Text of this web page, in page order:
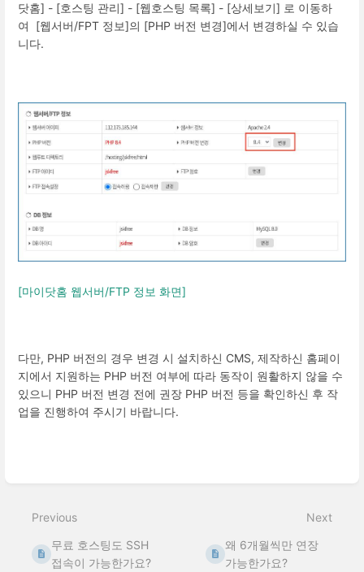
닷홈] - [호스팅 관리] - [웹호스팅 목록] - [상세보기] 로 이동하
여 [웹서버/FPT 정보]의 [PHP 버전 변경]에서 변경하실 수 있습
니다.
[마이닷홈 웹서버/FTP 정보 화면]
다만, PHP 버전의 경우 변경 시 설치하신 CMS, 제작하신 홈페이
지에서 지원하는 PHP 버전 여부에 따라 동작이 원활하지 않을 수
있으니 PHP 버전 변경 전에 권장 PHP 버전 등을 확인하신 후 작
업을 진행하여 주시기 바랍니다.
mode
Previous
무료 호스팅도 SSH
접속이 가능한가요?
Next
왜 6개월씩만 연장
가능한가요?